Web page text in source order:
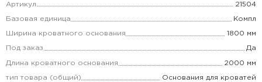
Артикул 21504
Базовая единица Компл
Ширина кроватного основания 1800 мм
Под заказ Да
Длина кроватного основания 2000 мм
тип товара (общий) Основания для кроватей